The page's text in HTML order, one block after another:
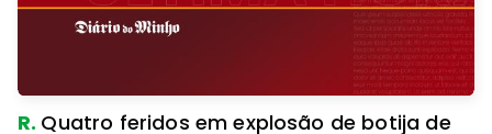
R. Quatro feridos em explosão de botija de